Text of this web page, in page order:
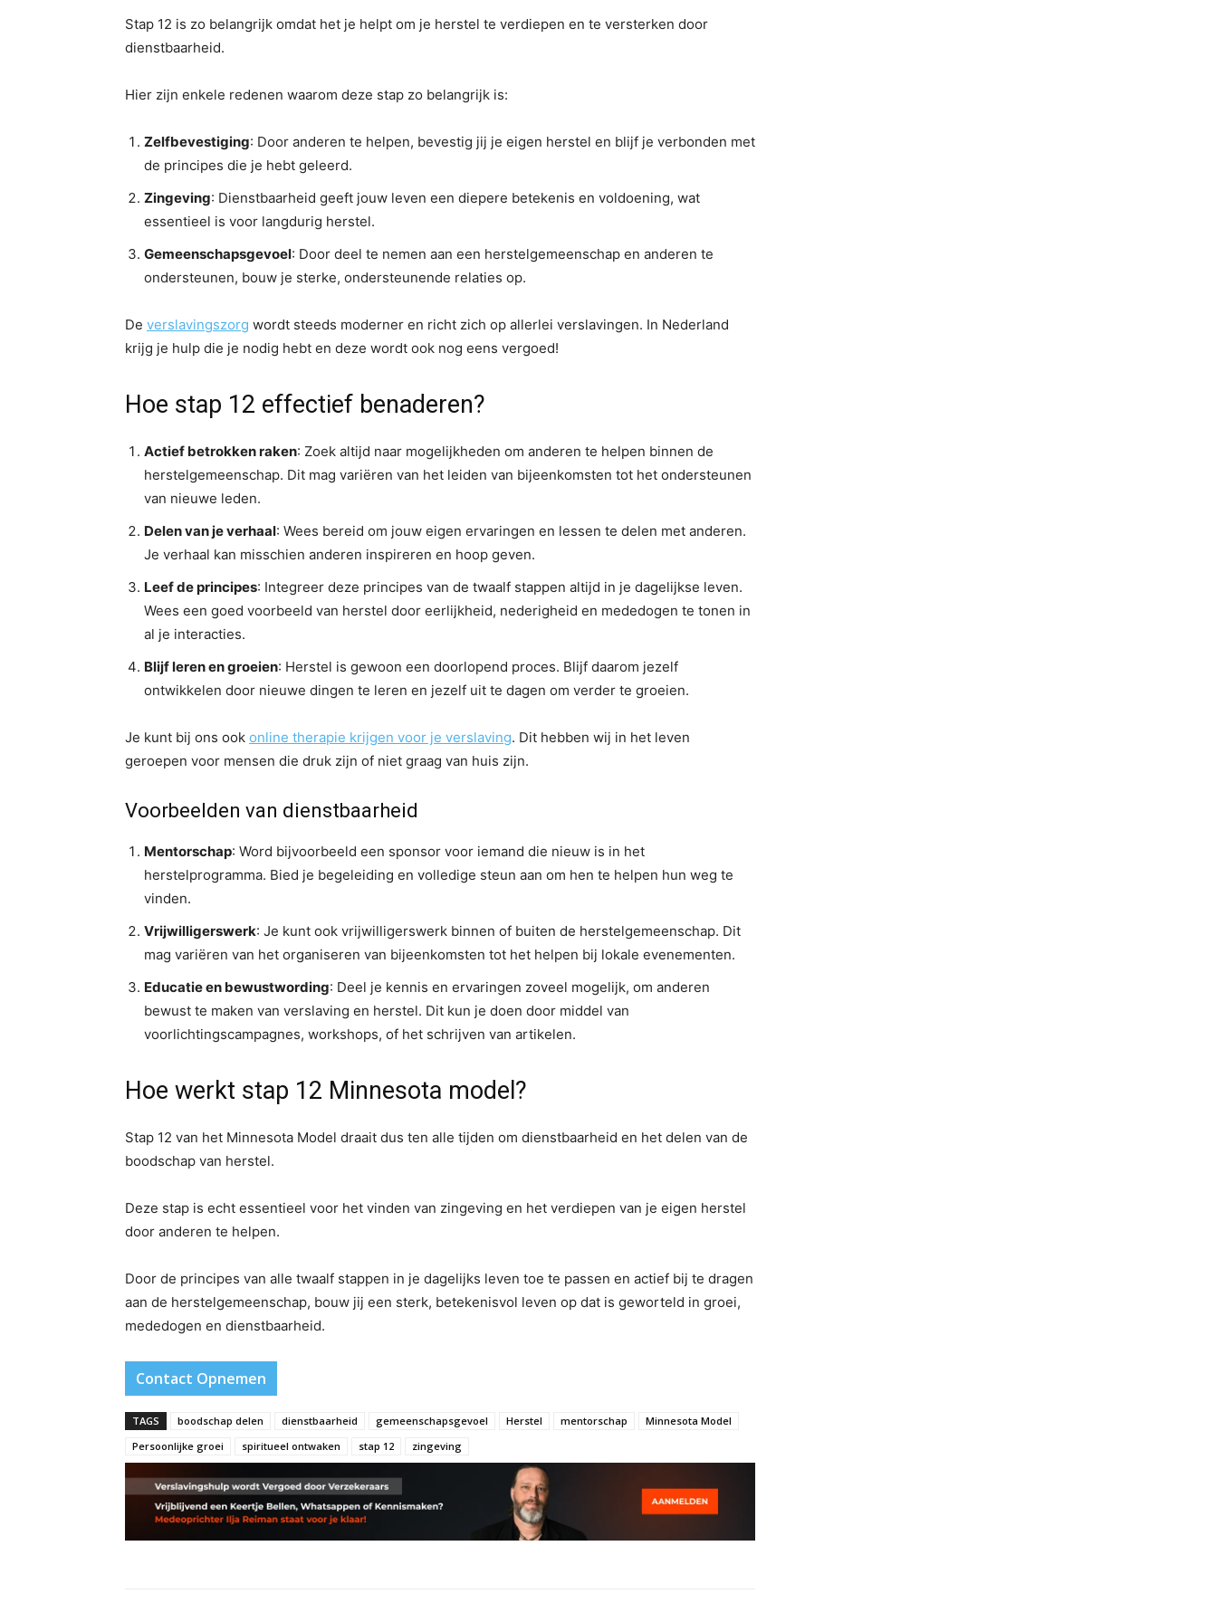
Stap 12 is zo belangrijk omdat het je helpt om je herstel te verdiepen en te versterken door
dienstbaarheid.
Hier zijn enkele redenen waarom deze stap zo belangrijk is:
Zelfbevestiging: Door anderen te helpen, bevestig jij je eigen herstel en blijf je verbonden met
de principes die je hebt geleerd.
Zingeving: Dienstbaarheid geeft jouw leven een diepere betekenis en voldoening, wat
essentieel is voor langdurig herstel.
Gemeenschapsgevoel: Door deel te nemen aan een herstelgemeenschap en anderen te
ondersteunen, bouw je sterke, ondersteunende relaties op.
De verslavingszorg wordt steeds moderner en richt zich op allerlei verslavingen. In Nederland
krijg je hulp die je nodig hebt en deze wordt ook nog eens vergoed!
Hoe stap 12 effectief benaderen?
Actief betrokken raken: Zoek altijd naar mogelijkheden om anderen te helpen binnen de
herstelgemeenschap. Dit mag variëren van het leiden van bijeenkomsten tot het ondersteunen
van nieuwe leden.
Delen van je verhaal: Wees bereid om jouw eigen ervaringen en lessen te delen met anderen.
Je verhaal kan misschien anderen inspireren en hoop geven.
Leef de principes: Integreer deze principes van de twaalf stappen altijd in je dagelijkse leven.
Wees een goed voorbeeld van herstel door eerlijkheid, nederigheid en mededogen te tonen in
al je interacties.
Blijf leren en groeien: Herstel is gewoon een doorlopend proces. Blijf daarom jezelf
ontwikkelen door nieuwe dingen te leren en jezelf uit te dagen om verder te groeien.
Je kunt bij ons ook online therapie krijgen voor je verslaving. Dit hebben wij in het leven
geroepen voor mensen die druk zijn of niet graag van huis zijn.
Voorbeelden van dienstbaarheid
Mentorschap: Word bijvoorbeeld een sponsor voor iemand die nieuw is in het
herstelprogramma. Bied je begeleiding en volledige steun aan om hen te helpen hun weg te
vinden.
Vrijwilligerswerk: Je kunt ook vrijwilligerswerk binnen of buiten de herstelgemeenschap. Dit
mag variëren van het organiseren van bijeenkomsten tot het helpen bij lokale evenementen.
Educatie en bewustwording: Deel je kennis en ervaringen zoveel mogelijk, om anderen
bewust te maken van verslaving en herstel. Dit kun je doen door middel van
voorlichtingscampagnes, workshops, of het schrijven van artikelen.
Hoe werkt stap 12 Minnesota model?
Stap 12 van het Minnesota Model draait dus ten alle tijden om dienstbaarheid en het delen van de
boodschap van herstel.
Deze stap is echt essentieel voor het vinden van zingeving en het verdiepen van je eigen herstel
door anderen te helpen.
Door de principes van alle twaalf stappen in je dagelijks leven toe te passen en actief bij te dragen
aan de herstelgemeenschap, bouw jij een sterk, betekenisvol leven op dat is geworteld in groei,
mededogen en dienstbaarheid.
Contact Opnemen
TAGS boodschap delen dienstbaarheid gemeenschapsgevoel Herstel mentorschap
Minnesota Model
Persoonlijke groei
spiritueel ontwaken stap 12 zingeving